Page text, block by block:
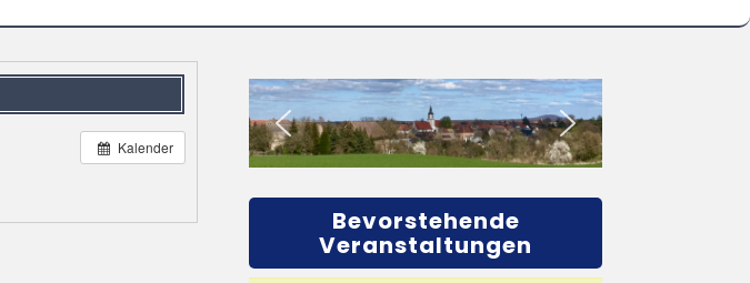
Kalender
Bevorstehende
Veranstaltungen